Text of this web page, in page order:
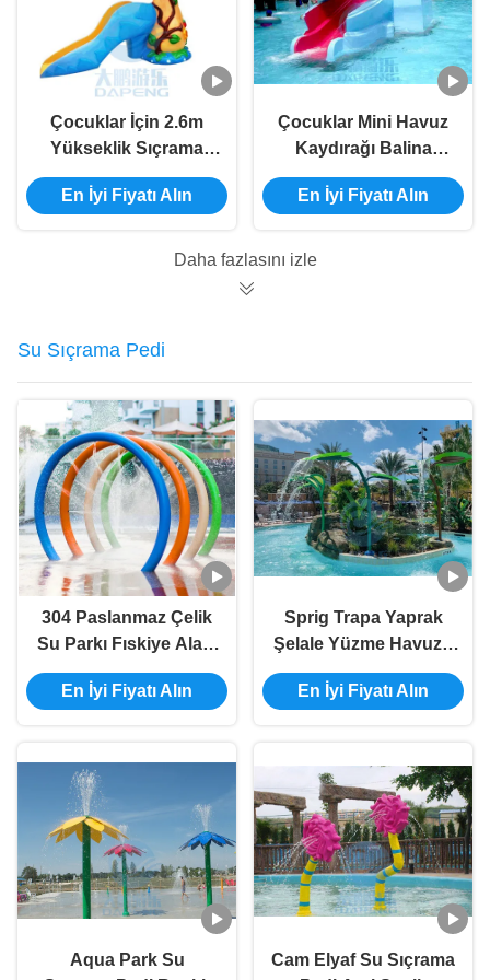
Çocuklar İçin 2.6m
Yükseklik Sıçrama
Küçük Su Kaydırağı
Fiberglas Mantar Su
En İyi Fiyatı Alın
Çocuklar Mini Havuz
Kaydırağı Balina
Kurbağa Şekilli
Fiberglas Yüzme
En İyi Fiyatı Alın
Daha fazlasını izle
Su Sıçrama Pedi
304 Paslanmaz Çelik
Su Parkı Fıskiye Alanı
Popüler Su Tesisi
Özellikleri Püskürtme
En İyi Fiyatı Alın
Sprig Trapa Yaprak
Şelale Yüzme Havuzu
Çeşmesi Splash Park
için SS 304
En İyi Fiyatı Alın
Aqua Park Su
Cam Elyaf Su Sıçrama